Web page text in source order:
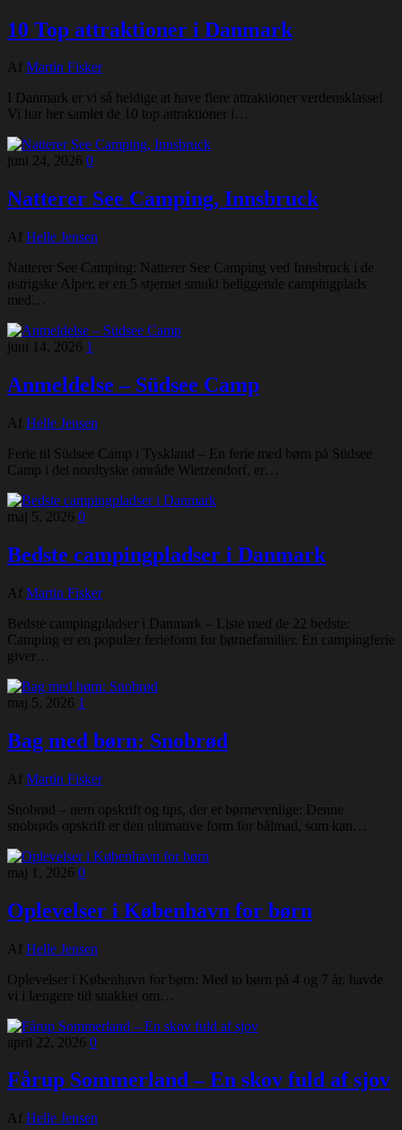
10 Top attraktioner i Danmark
Af Martin Fisker
I Danmark er vi så heldige at have flere attraktioner verdensklasse!
Vi har her samlet de 10 top attraktioner i…
juni 24, 2026 0
Natterer See Camping, Innsbruck
Af Helle Jensen
Natterer See Camping: Natterer See Camping ved Innsbruck i de
østrigske Alper, er en 5 stjernet smukt beliggende campingplads
med…
juni 14, 2026 1
Anmeldelse – Südsee Camp
Af Helle Jensen
Ferie til Südsee Camp i Tyskland – En ferie med børn på Südsee
Camp i det nordtyske område Wietzendorf, er…
maj 5, 2026 0
Bedste campingpladser i Danmark
Af Martin Fisker
Bedste campingpladser i Danmark – Liste med de 22 bedste:
Camping er en populær ferieform for børnefamilier. En campingferie
giver…
maj 5, 2026 1
Bag med børn: Snobrød
Af Martin Fisker
Snobrød – nem opskrift og tips, der er børnevenlige: Denne
snobrøds opskrift er den ultimative form for bålmad, som kan…
maj 1, 2026 0
Oplevelser i København for børn
Af Helle Jensen
Oplevelser i København for børn: Med to børn på 4 og 7 år, havde
vi i længere tid snakket om…
april 22, 2026 0
Fårup Sommerland – En skov fuld af sjov
Af Helle Jensen